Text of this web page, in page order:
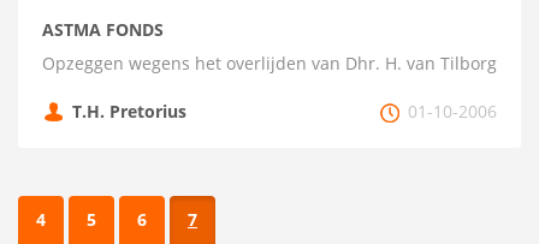
ASTMA FONDS
Opzeggen wegens het overlijden van Dhr. H. van Tilborg
T.H. Pretorius 01-10-2006
4 5 6 7